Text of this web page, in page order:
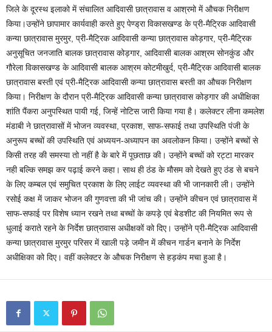
जिले के दूरस्थ इलाको में संचालित आदिवासी छात्रावास व आश्रमो में औचक निरीक्षण
किया।उन्होंने छापामार कार्यवाही करते हुए पेण्ड्रा विकासखण्ड के प्री-मैट्रिक आदिवासी
कन्या छात्रावास मुरमुर, प्री-मैट्रिक आदिवासी कन्या छात्रावास कोड़गार, प्री-मैट्रिक
अनुसूचित जनजाति बालक छात्रावास कोड़गार, आदिवासी बालक आश्रम सोनकुंड और
गौरेला विकासखण्ड के आदिवासी बालक आश्रम कोटमीखुर्द, प्री-मैट्रिक आदिवासी बालक
छात्रावास बस्ती एवं प्री-मैट्रिक आदिवासी कन्या छात्रावास बस्ती का औचक निरीक्षण
किया। निरीक्षण के दौरान प्री-मैट्रिक आदिवासी कन्या छात्रावास कोड़गार की अधीक्षिका
शांति पैंकरा अनुपस्थित पायी गई, जिन्हें नोटिस जारी किया गया है। कलेक्टर लीना कमलेश
मंडाबी ने छात्रावासों में भोजन व्यवस्था, प्रकाश, साफ-सफाई तथा उपस्थिति पंजी के
अनुरूप बच्चों की उपस्थिति एवं अध्ययन-अध्यापन का अवलोकन किया। उन्होंने बच्चों से
किसी तरह की समस्या तो नहीं है के बारे में पूछताछ की। उन्होंने बच्चों को रट्टा मारकर
नही बल्कि समझ कर पढ़ाई करने कहा। साथ ही ठंड के मौसम को देखते हुए ठंड से बचने
के लिए कम्बल एवं समुचित प्रकाश के लिए लाईट व्यवस्था की भी जानकारी ली। उन्होंने
रसोई कक्ष में जाकर भोजन की गुणवत्ता की भी जांच की। उन्होंने कीचन एवं छात्रावास में
साफ-सफाई पर विशेष ध्यान रखने तथा बच्चों के कपड़े एवं बेडशीट की नियमित रूप से
धुलाई कराते रहने के निर्देश छात्रावास अधीक्षकों को दिए। उन्होंने प्री-मैट्रिक आदिवासी
कन्या छात्रावास मुरमुर परिसर में खाली पड़े जमीन में कीचन गार्डन बनाने के निर्देश
अधीक्षिका को दिए। वहीं कलेक्टर के औचक निरीक्षण से हड़कंप मचा हुआ है।